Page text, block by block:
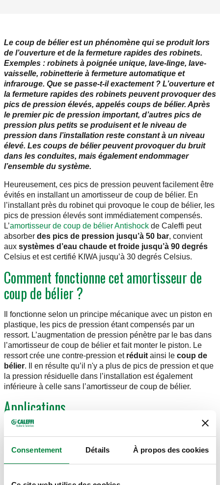
Consentement Détails À propos des cookies
Le coup de bélier est un phénomène qui se produit lors
de l’ouverture et de la fermeture rapides des robinets.
Exemples : robinets à poignée unique, lave-linge, lave-
vaisselle, robinetterie à fermeture automatique et
infrarouge. Que se passe-t-il exactement ? L’ouverture et
la fermeture rapides des robinets peuvent provoquer des
pics de pression élevés, appelés coups de bélier. Après
le premier pic de pression important, d’autres pics de
pression plus petits se produisent et le niveau de
pression dans l’installation reste constant à un niveau
élevé. Les coups de bélier peuvent provoquer du bruit
dans les conduites, mais également endommager
l’ensemble du système.
Heureusement, ces pics de pression peuvent facilement être
évités en installant un amortisseur de coup de bélier. En
l’installant près du robinet qui provoque le coup de bélier, les
pics de pression élevés sont immédiatement compensés.
L’amortisseur de coup de bélier Antishock de Caleffi peut
absorber des pics de pression jusqu’à 50 bar, convient
aux systèmes d’eau chaude et froide jusqu’à 90 degrés
Celsius et est certifié KIWA jusqu’à 30 degrés Celsius.
Comment fonctionne cet amortisseur de
coup de bélier ?
Il fonctionne selon un principe mécanique avec un piston en
plastique, les pics de pression étant compensés par un
ressort. L’augmentation de pression pénètre par le bas dans
l’amortisseur de coup de bélier et fait monter le piston. Le
ressort crée une contre-pression et réduit ainsi le coup de
bélier. Il en résulte qu’il n'y a plus de pics de pression et que
la pression résiduelle dans l’installation est également
inférieure à celle sans l’amortisseur de coup de bélier.
Applications
L’amortisseur de coup de bélier Antishock existe en
3 modèles.Le modèle 1est un raccord 1/2" en bas. Il peut
être monté facilement sur un T ou à l’extrémité d’un